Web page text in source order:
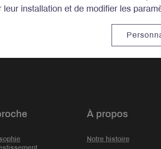
leur installation et de modifier les
À propos
Notre histoire